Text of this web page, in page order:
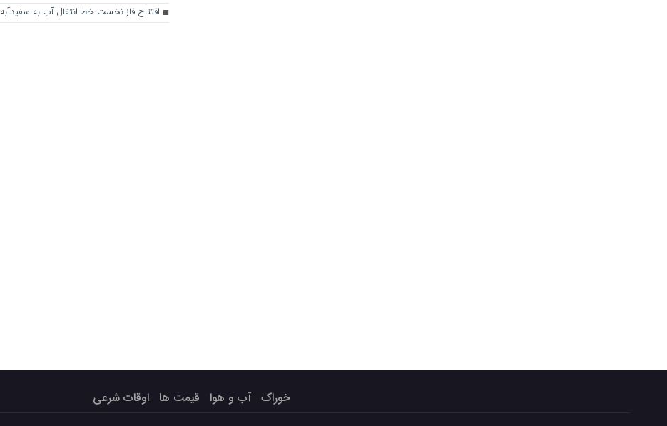
افتتاح فاز نخست خط انتقال آب به سفیدآبه
خوراک آب و هوا قیمت ها اوقات شرعی